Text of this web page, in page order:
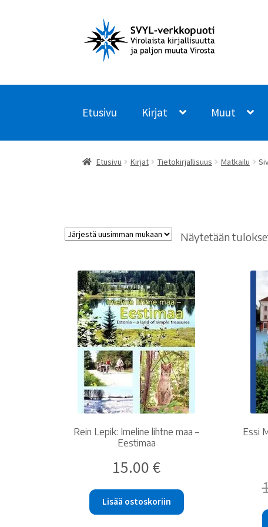
Siirry
navigointiin
Siirry
sisältöön
Etusivu Kirjat Muut
Etusivu Kirjat Tietokirjallisuus Matkailu
Näytetään
Rein Lepik: Imeline lihtne maa –
Eestimaa
15.00 €
Lisää ostoskoriin
Essi